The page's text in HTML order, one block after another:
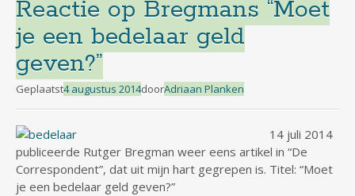
Reactie op Bregmans “Moet
je een bedelaar geld
geven?”
Geplaatst4 augustus 2014doorAdriaan Planken
14 juli 2014
publiceerde Rutger Bregman weer eens artikel in “De
Correspondent”, dat uit mijn hart gegrepen is. Titel: “Moet
je een bedelaar geld geven?”